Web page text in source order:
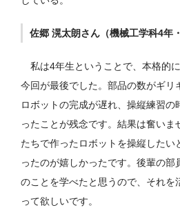
佐郷 滉太朗さん（機械工学科4年
私は4年生ということで、本格的
今回が最後でした。部品の数がギリ
ロボットの完成が遅れ、操縦練習の
ったことが残念です。結果は奮いま
たちで作ったロボットを操縦したい
ったのが嬉しかったです。後輩の部
のことを学べたと思うので、それを
って欲しいです。